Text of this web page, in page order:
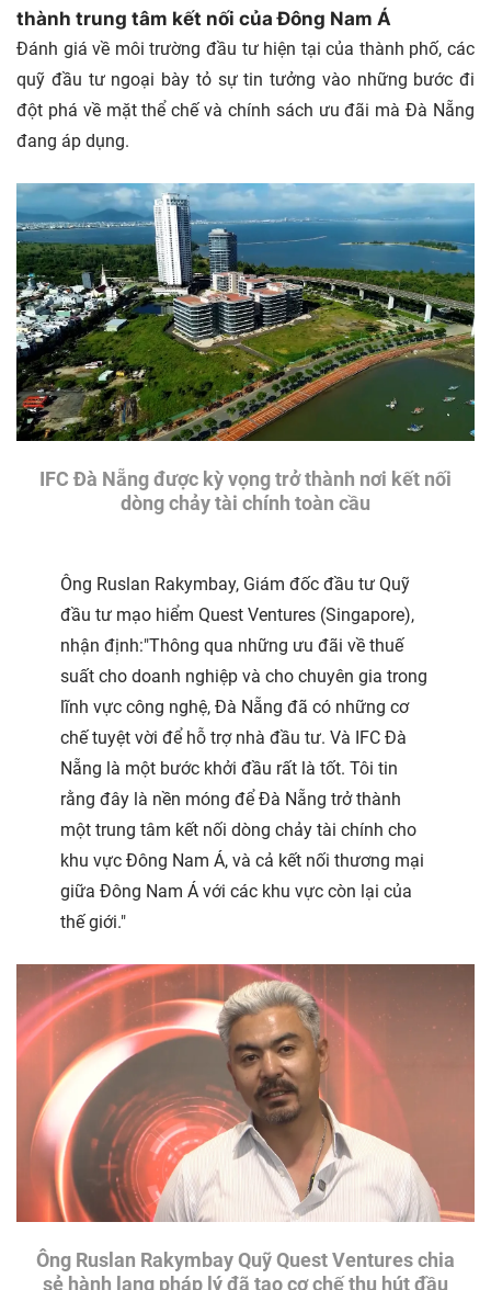
thành trung tâm kết nối của Đông Nam Á
Đánh giá về môi trường đầu tư hiện tại của thành phố, các
quỹ đầu tư ngoại bày tỏ sự tin tưởng vào những bước đi
đột phá về mặt thể chế và chính sách ưu đãi mà Đà Nẵng
đang áp dụng.
IFC Đà Nẵng được kỳ vọng trở thành nơi kết nối
dòng chảy tài chính toàn cầu
Ông Ruslan Rakymbay, Giám đốc đầu tư Quỹ
đầu tư mạo hiểm Quest Ventures (Singapore),
nhận định:"Thông qua những ưu đãi về thuế
suất cho doanh nghiệp và cho chuyên gia trong
lĩnh vực công nghệ, Đà Nẵng đã có những cơ
chế tuyệt vời để hỗ trợ nhà đầu tư. Và IFC Đà
Nẵng là một bước khởi đầu rất là tốt. Tôi tin
rằng đây là nền móng để Đà Nẵng trở thành
một trung tâm kết nối dòng chảy tài chính cho
khu vực Đông Nam Á, và cả kết nối thương mại
giữa Đông Nam Á với các khu vực còn lại của
thế giới."
Ông Ruslan Rakymbay Quỹ Quest Ventures chia
sẻ hành lang pháp lý đã tạo cơ chế thu hút đầu